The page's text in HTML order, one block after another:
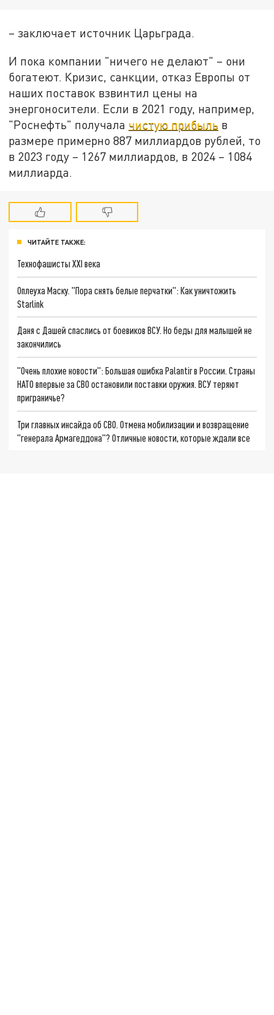
– заключает источник Царьграда.
И пока компании "ничего не делают" – они
богатеют. Кризис, санкции, отказ Европы от
наших поставок взвинтил цены на
энергоносители. Если в 2021 году, например,
"Роснефть" получала чистую прибыль в
размере примерно 887 миллиардов рублей, то
в 2023 году – 1267 миллиардов, в 2024 – 1084
миллиарда.
ЧИТАЙТЕ ТАКЖЕ:
Технофашисты XXI века
Оплеуха Маску. "Пора снять белые перчатки": Как уничтожить
Starlink
Даня с Дашей спаслись от боевиков ВСУ. Но беды для малышей не
закончились
"Очень плохие новости": Большая ошибка Palantir в России. Страны
НАТО впервые за СВО остановили поставки оружия. ВСУ теряют
приграничье?
Три главных инсайда об СВО. Отмена мобилизации и возвращение
"генерала Армагеддона"? Отличные новости, которые ждали все